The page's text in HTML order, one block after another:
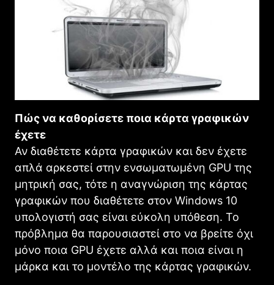
Πώς να καθορίσετε ποια κάρτα γραφικών
έχετε
Αν διαθέτετε κάρτα γραφικών και δεν έχετε
απλά αρκεστεί στην ενσωματωμένη GPU της
μητρική σας, τότε η αναγνώριση της κάρτας
γραφικών που διαθέτετε στον Windows 10
υπολογιστή σας είναι εύκολη υπόθεση. Το
πρόβλημα θα παρουσιαστεί στο να βρείτε όχι
μόνο ποια GPU έχετε αλλά και ποια είναι η
μάρκα και το μοντέλο της κάρτας γραφικών.